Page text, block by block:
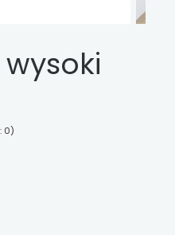
wysoki
0)